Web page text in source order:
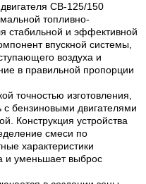
СВ-125/150
топливно-
стабильной и эффективной
впускной системы,
воздуха и
в правильной пропорции
точностью изготовления,
с бензиновыми двигателями
Конструкция устройства
смеси по
характеристики
и уменьшает выброс